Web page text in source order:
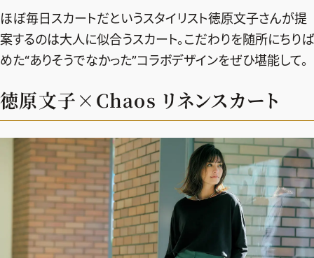
ダイエット
50代健康のお悩み
住まい
旅行＆グルメ
50代のお悩み
エクラ 華組ランキング
チームJマダムメンバー一覧
チームJマダムランキング
チームJマダム特集
編集長コラム
あら、素敵☆ 手帖
占い
イヴルルド遙華の12星座占い
試し読み
エクラ通販
エクラプレミアムNEWS
通販ランキング
デジタルカタログ
エクラプレミアム通販
from編集部
インフォメーション
プレゼント
MAGAZINE
ほぼ毎日スカートだというスタイリスト徳原文子さんが提
案するのは大人に似合うスカート。こだわりを随所にちりば
めた“ありそうでなかった”コラボデザインをぜひ堪能して。
徳原文子×Chaos リネンスカート